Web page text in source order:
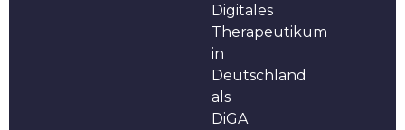
Digitales
Therapeutikum
in
Deutschland
als
DiGA